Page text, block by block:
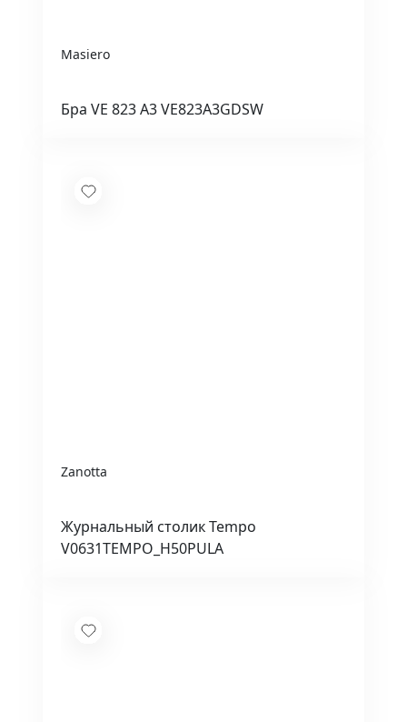
Masiero
Бра VE 823 A3 VE823A3GDSW
Zanotta
Журнальный столик Tempo
V0631TEMPO_H50PULA